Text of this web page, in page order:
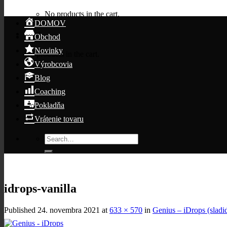
No products in the cart.
Cart
No products in the cart.
DOMOV
Obchod
Novinky
Výrobcovia
Blog
Coaching
Pokladňa
Vrátenie tovaru
Search
for:
idrops-vanilla
Published 24. novembra 2021 at 633 × 570 in Genius – iDrops